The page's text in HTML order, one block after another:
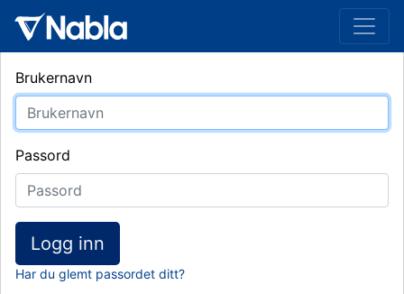
Brukernavn
Passord
Logg inn
Har du glemt passordet ditt?